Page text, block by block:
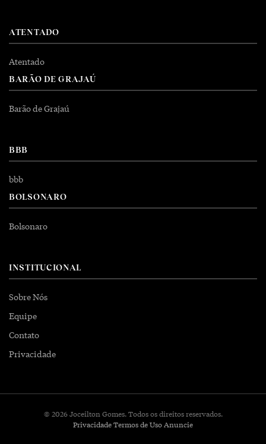
ATENTADO
Atentado
BARÃO DE GRAJAÚ
Barão de Grajaú
BBB
bbb
BOLSONARO
Bolsonaro
INSTITUCIONAL
Sobre Nós
Equipe
Contato
Privacidade
© 2026 Joceilton Gomes. Todos os direitos reservados.
PrivacidadeTermos de UsoAnuncie